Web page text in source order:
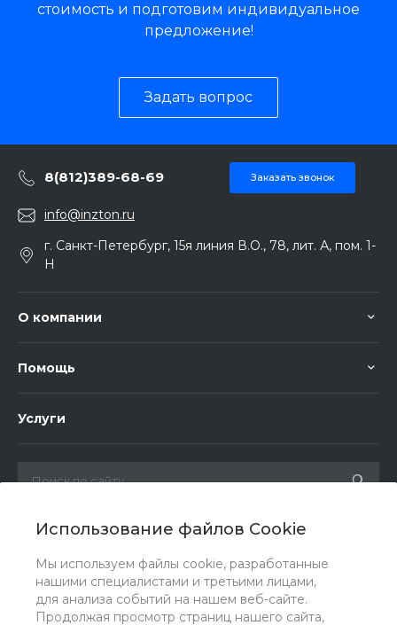
Использование файлов Cookie
Мы используем файлы cookie, разработанные
нашими специалистами и третьими лицами,
для анализа событий на нашем веб-сайте.
Продолжая просмотр страниц нашего сайта,
стоимость и подготовим индивидуальное
предложение!
Задать вопрос
8(812)389-68-69 Заказать звонок
info@inzton.ru
г. Санкт-Петербург, 15я линия В.О., 78, лит. А, пом. 1-
Н
О компании
Помощь
Услуги